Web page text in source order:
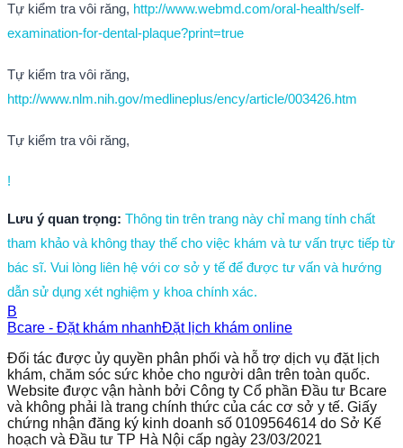
Tự kiểm tra vôi răng, http://www.webmd.com/oral-health/self-
examination-for-dental-plaque?print=true
Tự kiểm tra vôi răng,
http://www.nlm.nih.gov/medlineplus/ency/article/003426.htm
Tự kiểm tra vôi răng,
!
Lưu ý quan trọng: Thông tin trên trang này chỉ mang tính chất
tham khảo và không thay thế cho việc khám và tư vấn trực tiếp từ
bác sĩ. Vui lòng liên hệ với cơ sở y tế để được tư vấn và hướng
dẫn sử dụng xét nghiệm y khoa chính xác.
B
Bcare - Đặt khám nhanhĐặt lịch khám online
Đối tác được ủy quyền phân phối và hỗ trợ dịch vụ đặt lịch
khám, chăm sóc sức khỏe cho người dân trên toàn quốc.
Website được vận hành bởi Công ty Cổ phần Đầu tư Bcare
và không phải là trang chính thức của các cơ sở y tế. Giấy
chứng nhận đăng ký kinh doanh số 0109564614 do Sở Kế
hoạch và Đầu tư TP Hà Nội cấp ngày 23/03/2021